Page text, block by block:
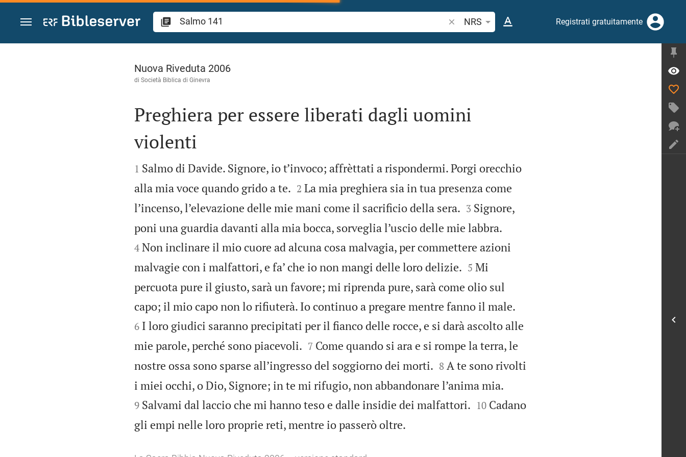
Vai al contenuto
Ricerca verso biblico o parola
NRS Registrati gratuitamente
Salmo 141
Nuova Riveduta 2006
di Società Biblica di Ginevra

Preghiera per essere liberati dagli uomini
violenti

1 Salmo di Davide. Signore, io t’invoco; affrèttati a rispondermi. Porgi orecchio
alla mia voce quando grido a te.
2 La mia preghiera sia in tua presenza come
l’incenso, l’elevazione delle mie mani come il sacrificio della sera.
3 Signore,
poni una guardia davanti alla mia bocca, sorveglia l’uscio delle mie labbra.
4 Non inclinare il mio cuore ad alcuna cosa malvagia, per commettere azioni
malvagie con i malfattori, e fa’ che io non mangi delle loro delizie.
5 Mi
percuota pure il giusto, sarà un favore; mi riprenda pure, sarà come olio sul
capo; il mio capo non lo rifiuterà. Io continuo a pregare mentre fanno il male.
6 I loro giudici saranno precipitati per il fianco delle rocce, e si darà ascolto alle
mie parole, perché sono piacevoli.
7 Come quando si ara e si rompe la terra, le
nostre ossa sono sparse all’ingresso del soggiorno dei morti.
8 A te sono rivolti
i miei occhi, o Dio, Signore; in te mi rifugio, non abbandonare l’anima mia.
9 Salvami dal laccio che mi hanno teso e dalle insidie dei malfattori.
10 Cadano
gli empi nelle loro proprie reti, mentre io passerò oltre.